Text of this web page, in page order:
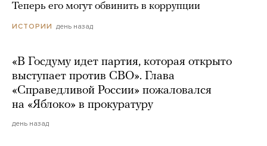
Теперь его могут обвинить в коррупции
ИСТОРИИ день назад
«В Госдуму идет партия, которая открыто
выступает против СВО». Глава
«Справедливой России» пожаловался
на «Яблоко» в прокуратуру
день назад